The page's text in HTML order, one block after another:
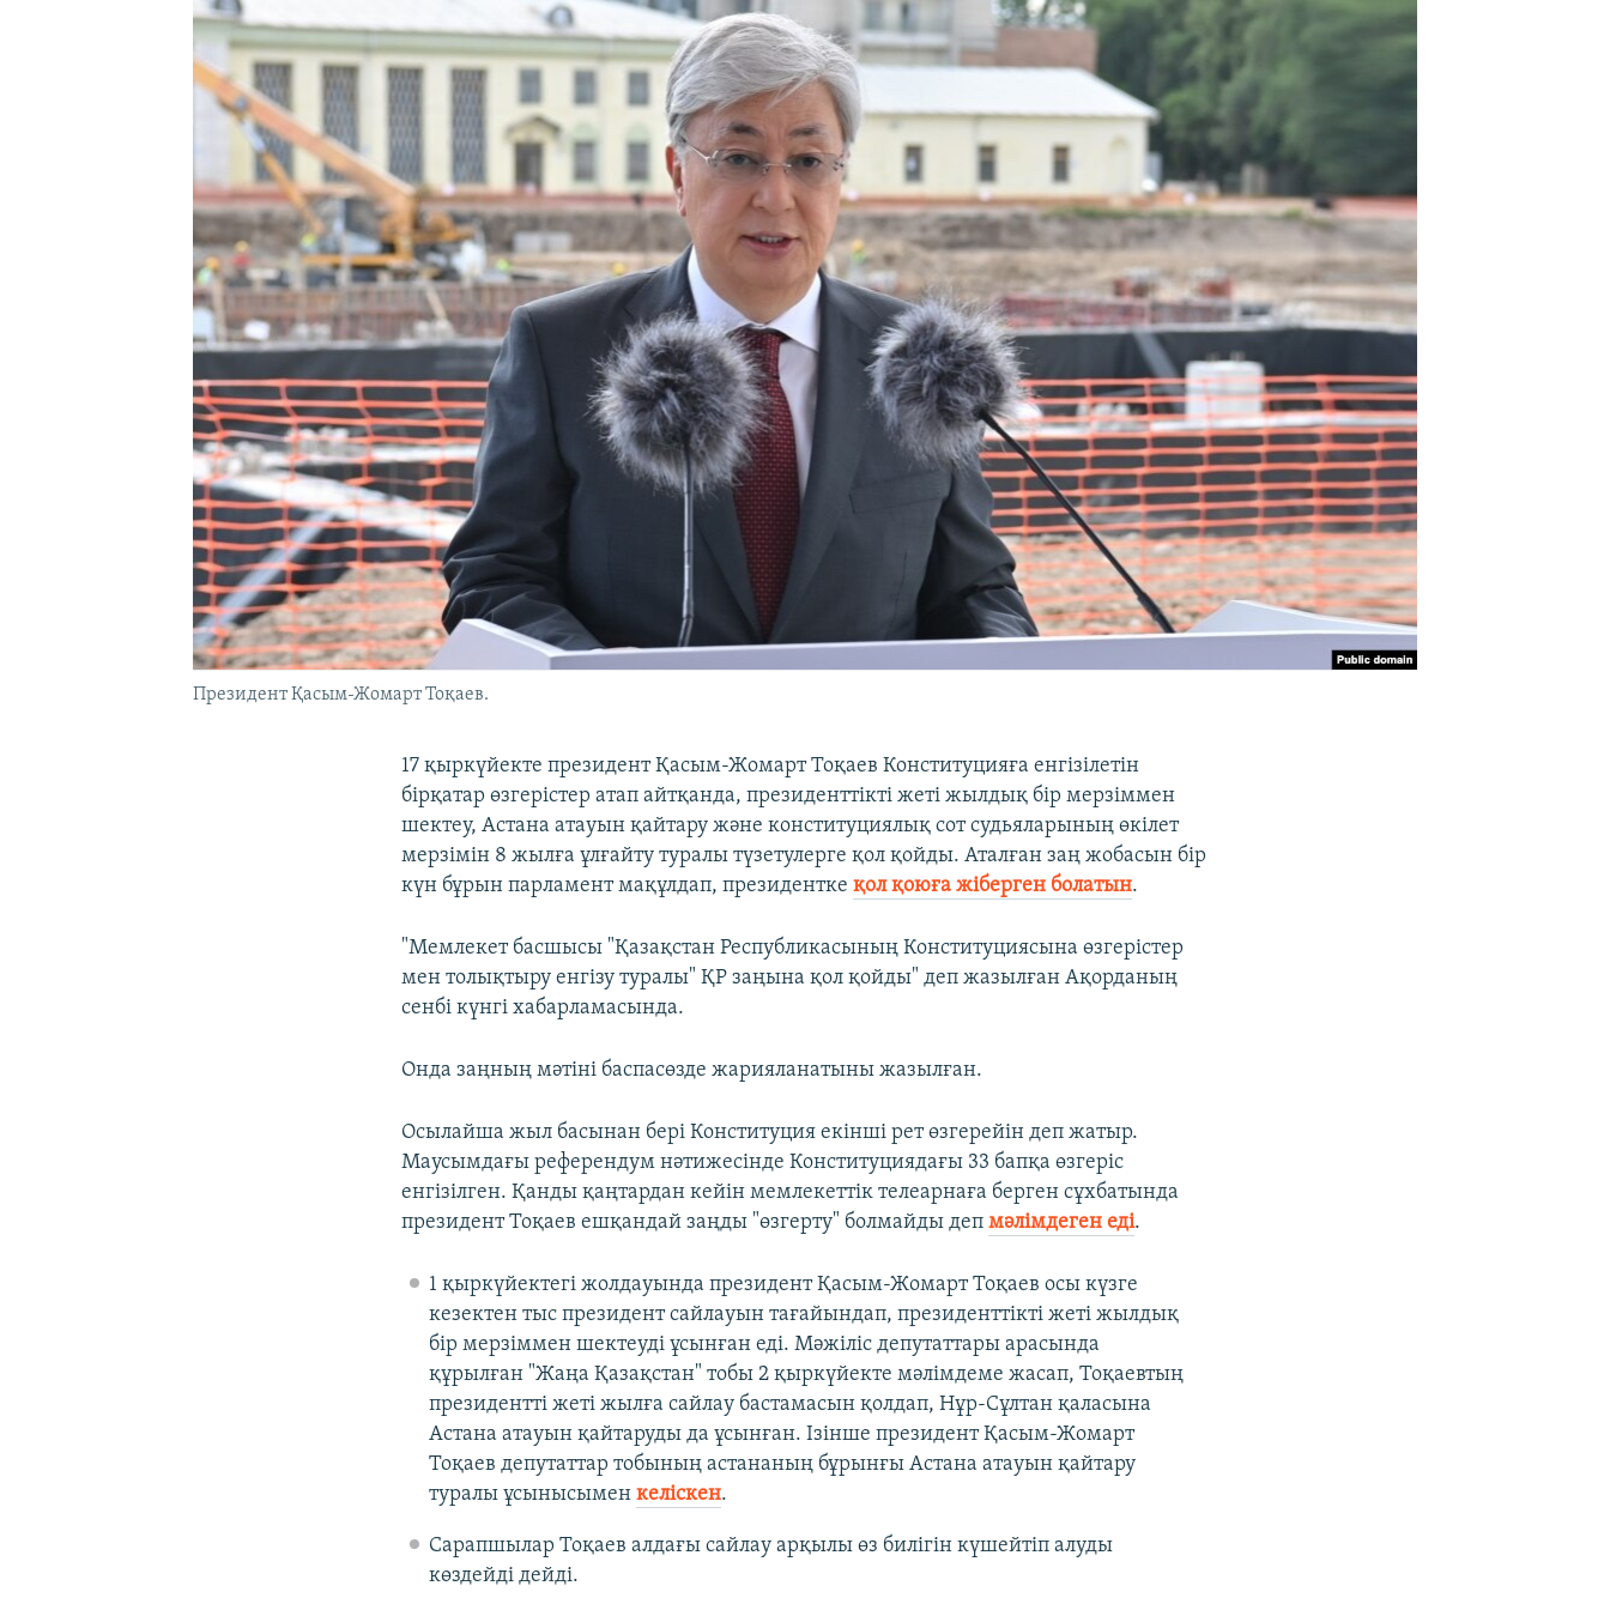
Президент Қасым-Жомарт Тоқаев.
17 қыркүйекте президент Қасым-Жомарт Тоқаев Конституцияға енгізілетін
бірқатар өзгерістер атап айтқанда, президенттікті жеті жылдық бір мерзіммен
шектеу, Астана атауын қайтару және конституциялық сот судьяларының өкілет
мерзімін 8 жылға ұлғайту туралы түзетулерге қол қойды. Аталған заң жобасын бір
күн бұрын парламент мақұлдап, президенткеқол қоюға жіберген болатын.
"Мемлекет басшысы "Қазақстан Республикасының Конституциясына өзгерістер
мен толықтыру енгізу туралы" ҚР заңына қол қойды" деп жазылған Ақорданың
сенбі күнгі хабарламасында.
Онда заңның мәтіні баспасөзде жарияланатыны жазылған.
Осылайша жыл басынан бері Конституция екінші рет өзгерейін деп жатыр.
Маусымдағы референдум нәтижесінде Конституциядағы 33 бапқа өзгеріс
енгізілген. Қанды қаңтардан кейін мемлекеттік телеарнаға берген сұхбатында
президент Тоқаев ешқандай заңды "өзгерту" болмайды депмәлімдеген еді.
1 қыркүйектегі жолдауында президент Қасым-Жомарт Тоқаев осы күзге
кезектен тыс президент сайлауын тағайындап, президенттікті жеті жылдық
бір мерзіммен шектеуді ұсынған еді. Мәжіліс депутаттары арасында
құрылған "Жаңа Қазақстан" тобы 2 қыркүйекте мәлімдеме жасап, Тоқаевтың
президентті жеті жылға сайлау бастамасын қолдап, Нұр-Сұлтан қаласына
Астана атауын қайтаруды да ұсынған. Ізінше президент Қасым-Жомарт
Тоқаев депутаттар тобының астананың бұрынғы Астана атауын қайтару
туралы ұсынысымен келіскен.
Сарапшылар Тоқаев алдағы сайлау арқылы өз билігін күшейтіп алуды
көздейді дейді.